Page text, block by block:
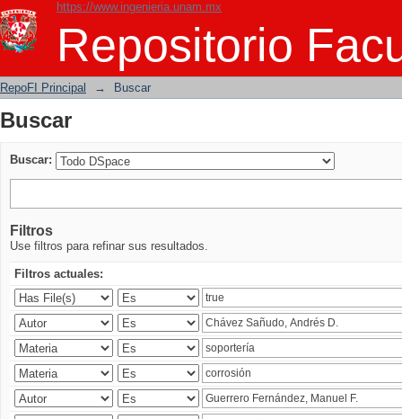
https://www.ingenieria.unam.mx
Repositorio
Buscar
RepoFI Principal → Buscar
Buscar
Buscar:
Filtros
Use filtros para refinar sus resultados.
Filtros actuales: